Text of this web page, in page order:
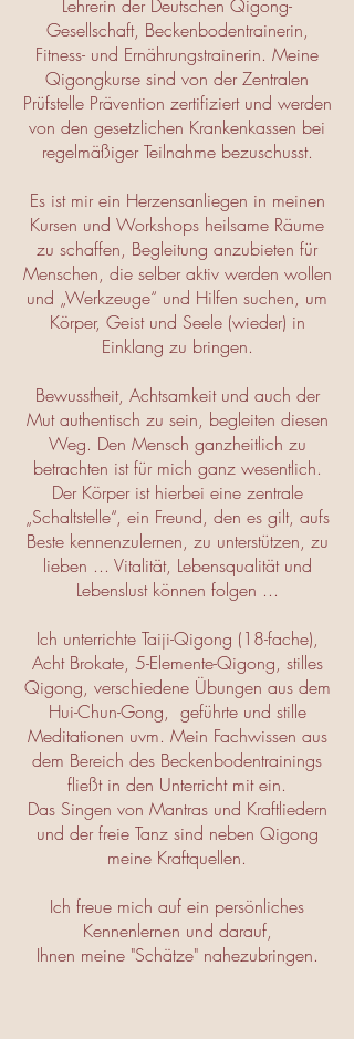
Lehrerin der Deutschen Qigong-
Gesellschaft, Beckenbodentrainerin,
Fitness- und Ernährungstrainerin. Meine
Qigongkurse sind von der Zentralen
Prüfstelle Prävention zertifiziert und werden
von den gesetzlichen Krankenkassen bei
regelmäßiger Teilnahme bezuschusst.
Es ist mir ein Herzensanliegen in meinen
Kursen und Workshops heilsame Räume
zu schaffen, Begleitung anzubieten für
Menschen, die selber aktiv werden wollen
und „Werkzeuge“ und Hilfen suchen, um
Körper, Geist und Seele (wieder) in
Einklang zu bringen.
Bewusstheit, Achtsamkeit und auch der
Mut authentisch zu sein, begleiten diesen
Weg. Den Mensch ganzheitlich zu
betrachten ist für mich ganz wesentlich.
Der Körper ist hierbei eine zentrale
„Schaltstelle“, ein Freund, den es gilt, aufs
Beste kennenzulernen, zu unterstützen, zu
lieben ... Vitalität, Lebensqualität und
Lebenslust können folgen ...
Ich unterrichte Taiji-Qigong (18-fache),
Acht Brokate, 5-Elemente-Qigong, stilles
Qigong, verschiedene Übungen aus dem
Hui-Chun-Gong, geführte und stille
Meditationen uvm. Mein Fachwissen aus
dem Bereich des Beckenbodentrainings
fließt in den Unterricht mit ein.
Das Singen von Mantras und Kraftliedern
und der freie Tanz sind neben Qigong
meine Kraftquellen.
Ich freue mich auf ein persönliches
Kennenlernen und darauf,
Ihnen meine "Schätze" nahezubringen.